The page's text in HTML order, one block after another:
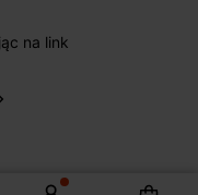
na link